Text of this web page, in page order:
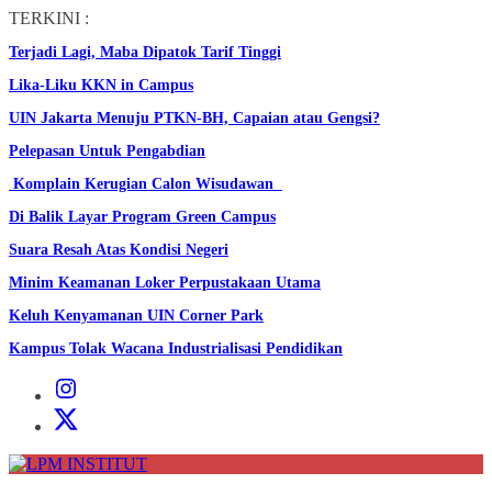
Skip
the
content
TERKINI :
Terjadi Lagi, Maba Dipatok Tarif Tinggi
Lika-Liku KKN in Campus
UIN Jakarta Menuju PTKN-BH, Capaian atau Gengsi?
Pelepasan Untuk Pengabdian
Komplain Kerugian Calon Wisudawan
Di Balik Layar Program Green Campus
Suara Resah Atas Kondisi Negeri
Minim Keamanan Loker Perpustakaan Utama
Keluh Kenyamanan UIN Corner Park
Kampus Tolak Wacana Industrialisasi Pendidikan
Instagram
Institut
X
Institut
LPM